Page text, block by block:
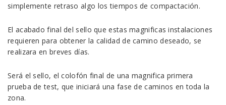
simplemente retraso algo los tiempos de compactación.
El acabado final del sello que estas magnificas instalaciones
requieren para obtener la calidad de camino deseado, se
realizara en breves días.
Será el sello, el colofón final de una magnifica primera
prueba de test, que iniciará una fase de caminos en toda la
zona.